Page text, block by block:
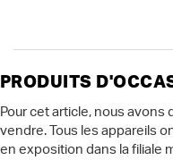
PRODUITS
Pour cet article, nous
vendre. Tous les appareils
en exposition dans la filiale